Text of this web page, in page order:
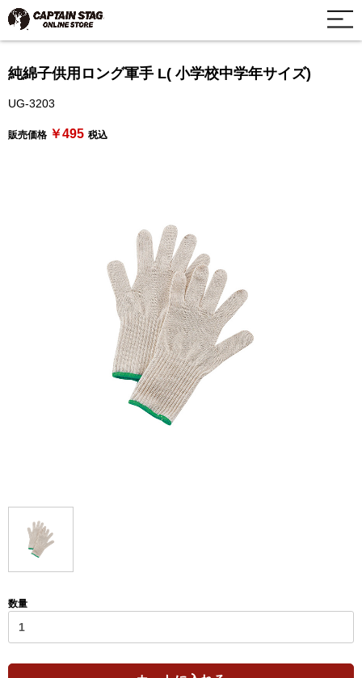
純綿子供用ロング軍手 L( 小学校中学年サイズ)
UG-3203
販売価格 ￥495 税込
数量